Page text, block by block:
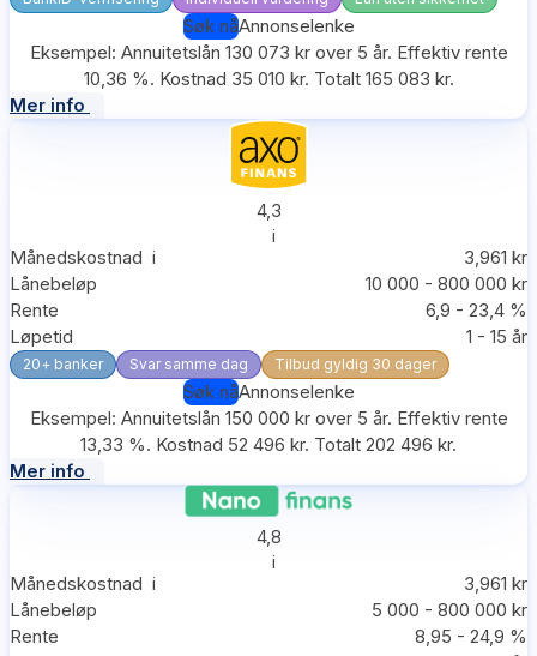
Søk nåAnnonselenke
Eksempel: Annuitetslån 130 073 kr over 5 år. Effektiv rente
10,36 %. Kostnad 35 010 kr. Totalt 165 083 kr.
Mer info
4,3
i
Månedskostnad i
3,961 kr
Lånebeløp
10 000 - 800 000 kr
Rente
6,9 - 23,4 %
Løpetid
1 - 15 år
20+ banker Svar samme dag Tilbud gyldig 30 dager
Søk nåAnnonselenke
Eksempel: Annuitetslån 150 000 kr over 5 år. Effektiv rente
13,33 %. Kostnad 52 496 kr. Totalt 202 496 kr.
Mer info
4,8
i
Månedskostnad i
3,961 kr
Lånebeløp
5 000 - 800 000 kr
Rente
8,95 - 24,9 %